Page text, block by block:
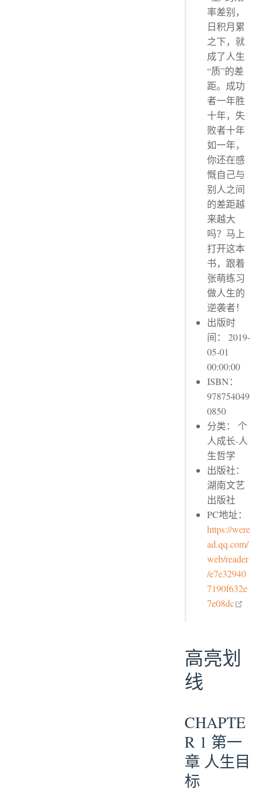
率差别，
日积月累
之下，就
成了人生
“质”的差
距。成功
者一年胜
十年，失
败者十年
如一年，
你还在感
慨自己与
别人之间
的差距越
来越大
吗？马上
打开这本
书，跟着
张萌练习
做人生的
逆袭者！
出版时
间： 2019-
05-01
00:00:00
ISBN：
978754049
0850
分类： 个
人成长-人
生哲学
出版社：
湖南文艺
出版社
PC地址：
https://were
ad.qq.com/
web/reader
/e7e32940
7190f632e
7e08dc
高亮划
线
CHAPTE
R 1 第一
章 人生目
标